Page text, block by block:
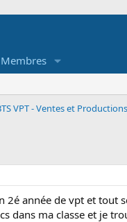
Membres
VPT - Ventes et
2é année de vpt et tout
dans ma classe et je